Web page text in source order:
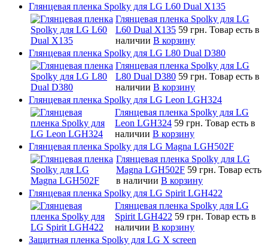
Глянцевая пленка Spolky для LG L60 Dual X135
Глянцевая пленка Spolky для LG
L60 Dual X135 59 грн. Товар есть в
наличии В корзину
Глянцевая пленка Spolky для LG L80 Dual D380
Глянцевая пленка Spolky для LG
L80 Dual D380 59 грн. Товар есть в
наличии В корзину
Глянцевая пленка Spolky для LG Leon LGH324
Глянцевая пленка Spolky для LG
Leon LGH324 59 грн. Товар есть в
наличии В корзину
Глянцевая пленка Spolky для LG Magna LGH502F
Глянцевая пленка Spolky для LG
Magna LGH502F 59 грн. Товар есть
в наличии В корзину
Глянцевая пленка Spolky для LG Spirit LGH422
Глянцевая пленка Spolky для LG
Spirit LGH422 59 грн. Товар есть в
наличии В корзину
Защитная пленка Spolky для LG X screen